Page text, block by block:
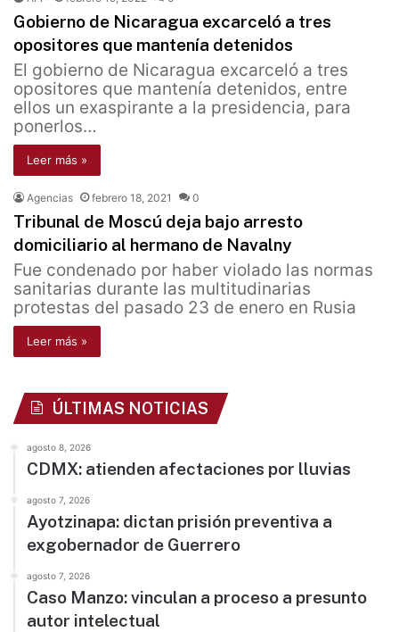
Gobierno de Nicaragua excarceló a tres
opositores que mantenía detenidos
El gobierno de Nicaragua excarceló a tres
opositores que mantenía detenidos, entre
ellos un exaspirante a la presidencia, para
ponerlos…
Leer más »
Agencias febrero 18, 2021 0
Tribunal de Moscú deja bajo arresto
domiciliario al hermano de Navalny
Fue condenado por haber violado las normas
sanitarias durante las multitudinarias
protestas del pasado 23 de enero en Rusia
Leer más »
ÚLTIMAS NOTICIAS
agosto 8, 2026
CDMX: atienden afectaciones por lluvias
agosto 7, 2026
Ayotzinapa: dictan prisión preventiva a
exgobernador de Guerrero
agosto 7, 2026
Caso Manzo: vinculan a proceso a presunto
autor intelectual